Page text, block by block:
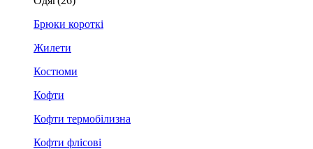
Брюки короткі
Жилети
Костюми
Кофти
Кофти термобілизна
Кофти флісові